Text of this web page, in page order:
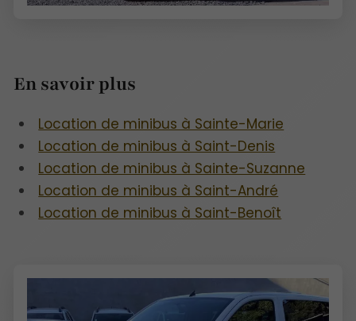
En savoir plus
Location de minibus à Sainte-Marie
Location de minibus à Saint-Denis
Location de minibus à Sainte-Suzanne
Location de minibus à Saint-André
Location de minibus à Saint-Benoît